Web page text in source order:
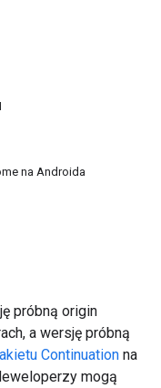
na Androida
próbną origin
a wersję próbną
Continuation na
mogą